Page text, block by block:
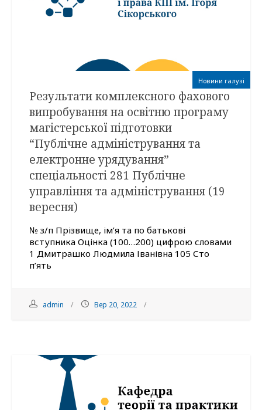
Новини галузі
Результати комплексного фахового
випробування на освітню програму
магістерської підготовки
“Публічне адміністрування та
електронне урядування”
спеціальності 281 Публічне
управління та адміністрування (19
вересня)
№ з/п Прізвище, ім’я та по батькові
вступника Оцінка (100…200) цифрою словами
1 Дмитрашко Людмила Іванівна 105 Сто
п’ять
admin Вер 20, 2022